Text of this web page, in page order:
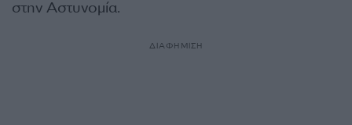
στην Αστυνομία.
ΔΙΑΦΗΜΙΣΗ